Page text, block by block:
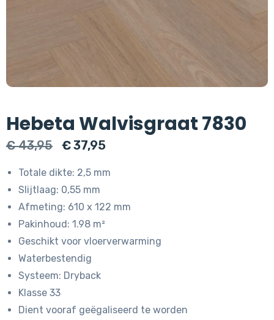
Hebeta Walvisgraat 7830
€43,95
Oorspronkelijke
€ 43,95.
€37,95
€ 37,95.
Totale dikte: 2,5 mm
Slijtlaag: 0,55 mm
Afmeting: 610 x 122 mm
Pakinhoud: 1.98 m²
Geschikt voor vloerverwarming
Waterbestendig
Systeem: Dryback
Klasse 33
Dient vooraf geëgaliseerd te worden